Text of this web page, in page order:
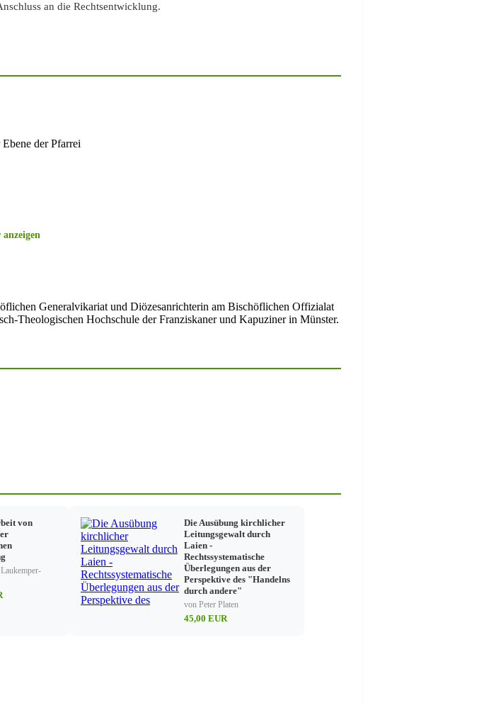
an die Rechtsentwicklung.
der Pfarrei
Generalvikariat und Diözesanrichterin am Bischöflichen Offizialat
Theologischen Hochschule der Franziskaner und Kapuziner in Münster.
von
Die Ausübung kirchlicher
Leitungsgewalt durch
Laien -
Rechtssystematische
Überlegungen aus der
Perspektive des "Handelns
durch andere"
von Peter Platen
45,00 EUR